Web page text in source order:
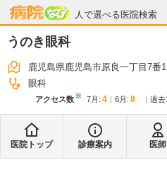
人で選べる医院検索
病院なび
うのき眼科
鹿児島県鹿児島市原良一丁目7番
眼科
アクセス数※ 7月 : 4 6月 : 8 過去
医院トップ 診療案内 医師